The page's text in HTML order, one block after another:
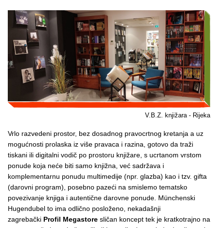
V.B.Z. knjižara - Rijeka
Vrlo razvedeni prostor, bez dosadnog pravocrtnog kretanja a uz
mogućnosti prolaska iz više pravaca i razina, gotovo da traži
tiskani ili digitalni vodič po prostoru knjižare, s ucrtanom vrstom
ponude koja neće biti samo knjižna, već sadržava i
komplementarnu ponudu multimedije (npr. glazba) kao i tzv. gifta
(darovni program), posebno pazeći na smislemo tematsko
povezivanje knjiga i autentične darovne ponude. Münchenski
Hugendubel to ima odlično posloženo, nekadašnji
zagrebački Profil Megastore sličan koncept tek je kratkotrajno na